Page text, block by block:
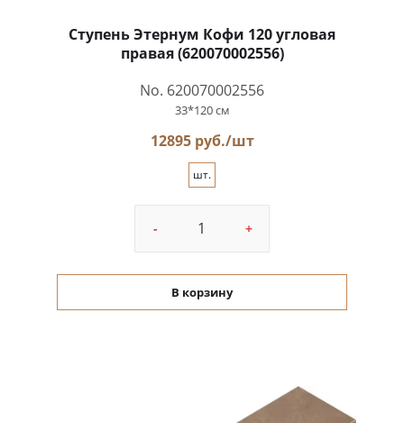
Ступень Этернум Кофи 120 угловая
правая (620070002556)
No. 620070002556
33*120 см
12895 руб./шт
шт.
- +
В корзину